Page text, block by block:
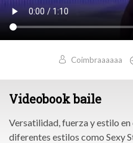
Coimbraaaaaa
Videobook baile
Versatilidad, fuerza y estilo
diferentes estilos como Sexy